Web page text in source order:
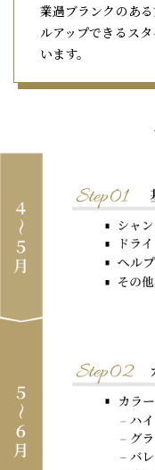
業過ブランクのあ
ルアップできるス
います。